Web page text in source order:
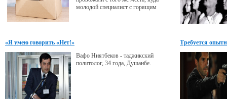
молодой специалист с горящим
лучшего – работодателя, оклада,
карьерного роста – мы меняем
работу, оставляя за
«Я умею говорить «Нет!»
Вафо Ниятбеков - таджикский
политолог, 34 года, Душанбе.
Требуется